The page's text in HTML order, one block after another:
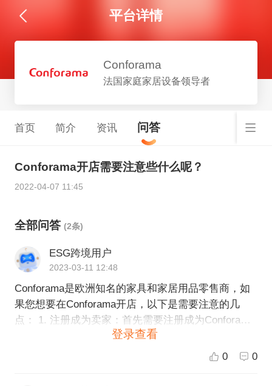
平台详情
Conforama
法国家庭家居设备领导者
首页 简介 资讯 问答
Conforama开店需要注意些什么呢？
2022-04-07 11:45
全部问答 (2条)
ESG跨境用户
2023-03-11 12:48
Conforama是欧洲知名的家具和家居用品零售商，如
果您想要在Conforama开店，以下是需要注意的几
点： 1. 注册成为卖家：首先需要注册成为Conforama
的卖家，注册过程中需要提供相关资料，如公司信
登录查看
0 0